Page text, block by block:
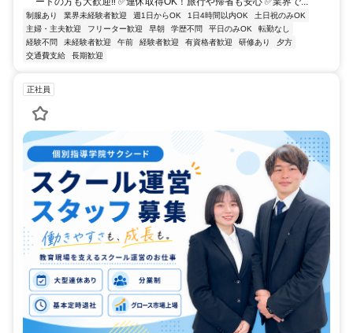
制服あり 業界未経験者歓迎 週1日からOK 1日4時間以内OK
土日祝のみOK
主婦・主夫歓迎
フリーター歓迎 早朝 学歴不問 平日のみOK
転勤なし
経験不問
未経験者歓迎 午前 経験者歓迎 有資格者歓迎 研修あり
夕方
交通費支給
長期歓迎
正社員